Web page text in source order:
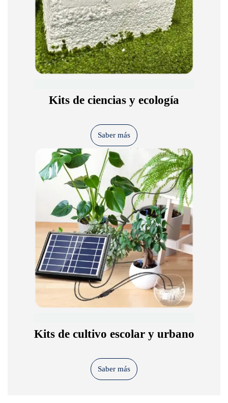
Kits de ciencias y ecología
Saber más
Kits de cultivo escolar y urbano
Saber más